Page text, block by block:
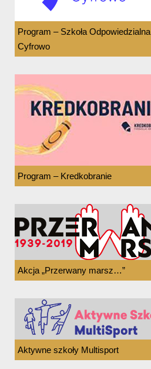
Program – Szkoła Odpowiedzialna
Cyfrowo
Program – Kredkobranie
Akcja „Przerwany marsz…”
Aktywne szkoły Multisport